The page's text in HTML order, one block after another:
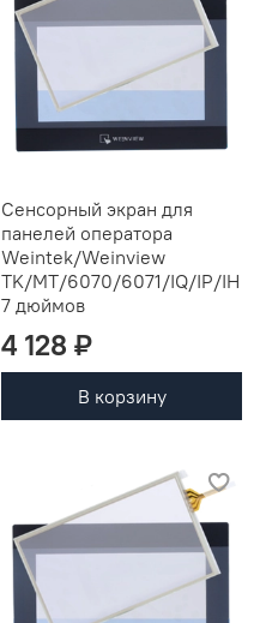
Сенсорный экран для
панелей оператора
Weintek/Weinview
TK/MT/6070/6071/IQ/IP/IH
7 дюймов
4 128 ₽
В корзину